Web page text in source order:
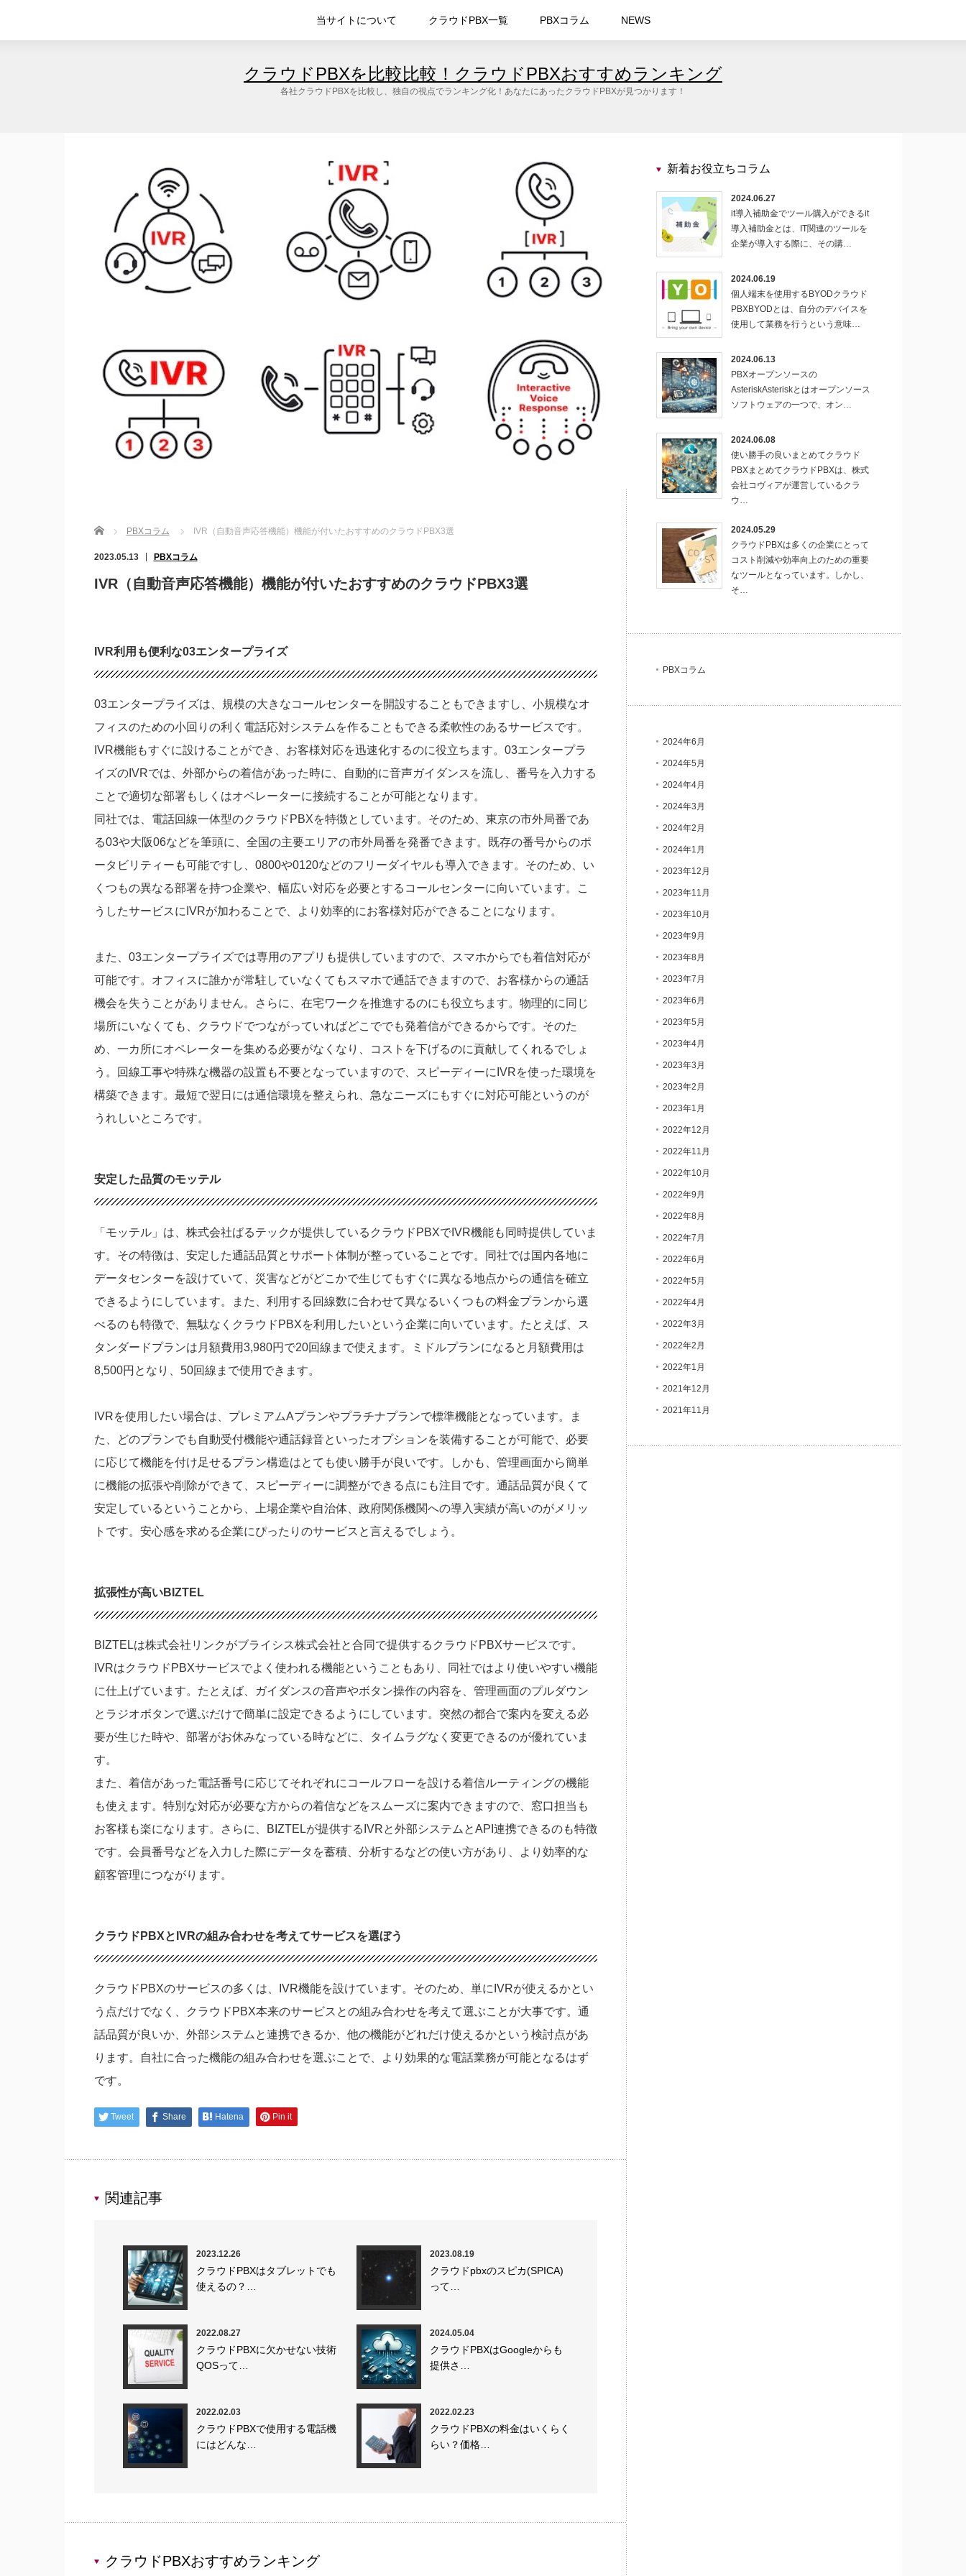
クラウドPBXを比較比較！クラウドPBXおすすめランキング
各社クラウドPBXを比較し、独自の視点でランキング化！あなたにあったクラウドPBXが見つかります！
当サイトについて クラウドPBX一覧 PBXコラム NEWS
Home PBXコラム IVR（自動音声応答機能）機能が付いたおすすめのクラウドPBX3選
2023.05.13 PBXコラム
IVR（自動音声応答機能）機能が付いたおすすめのクラウドPBX3選
IVR利用も便利な03エンタープライズ
03エンタープライズは、規模の大きなコールセンターを開設することもできますし、小規模なオ
フィスのための小回りの利く電話応対システムを作ることもできる柔軟性のあるサービスです。
IVR機能もすぐに設けることができ、お客様対応を迅速化するのに役立ちます。03エンタープラ
イズのIVRでは、外部からの着信があった時に、自動的に音声ガイダンスを流し、番号を入力する
ことで適切な部署もしくはオペレーターに接続することが可能となります。
同社では、電話回線一体型のクラウドPBXを特徴としています。そのため、東京の市外局番であ
る03や大阪06などを筆頭に、全国の主要エリアの市外局番を発番できます。既存の番号からのポ
ータビリティーも可能ですし、0800や0120などのフリーダイヤルも導入できます。そのため、い
くつもの異なる部署を持つ企業や、幅広い対応を必要とするコールセンターに向いています。こ
うしたサービスにIVRが加わることで、より効率的にお客様対応ができることになります。
また、03エンタープライズでは専用のアプリも提供していますので、スマホからでも着信対応が
可能です。オフィスに誰かが常駐していなくてもスマホで通話できますので、お客様からの通話
機会を失うことがありません。さらに、在宅ワークを推進するのにも役立ちます。物理的に同じ
場所にいなくても、クラウドでつながっていればどこででも発着信ができるからです。そのた
め、一カ所にオペレーターを集める必要がなくなり、コストを下げるのに貢献してくれるでしょ
う。回線工事や特殊な機器の設置も不要となっていますので、スピーディーにIVRを使った環境を
構築できます。最短で翌日には通信環境を整えられ、急なニーズにもすぐに対応可能というのが
うれしいところです。
安定した品質のモッテル
「モッテル」は、株式会社ばるテックが提供しているクラウドPBXでIVR機能も同時提供していま
す。その特徴は、安定した通話品質とサポート体制が整っていることです。同社では国内各地に
データセンターを設けていて、災害などがどこかで生じてもすぐに異なる地点からの通信を確立
できるようにしています。また、利用する回線数に合わせて異なるいくつもの料金プランから選
べるのも特徴で、無駄なくクラウドPBXを利用したいという企業に向いています。たとえば、ス
タンダードプランは月額費用3,980円で20回線まで使えます。ミドルプランになると月額費用は
8,500円となり、50回線まで使用できます。
IVRを使用したい場合は、プレミアムAプランやプラチナプランで標準機能となっています。ま
た、どのプランでも自動受付機能や通話録音といったオプションを装備することが可能で、必要
に応じて機能を付け足せるプラン構造はとても使い勝手が良いです。しかも、管理画面から簡単
に機能の拡張や削除ができて、スピーディーに調整ができる点にも注目です。通話品質が良くて
安定しているということから、上場企業や自治体、政府関係機関への導入実績が高いのがメリッ
トです。安心感を求める企業にぴったりのサービスと言えるでしょう。
拡張性が高いBIZTEL
BIZTELは株式会社リンクがブライシス株式会社と合同で提供するクラウドPBXサービスです。
IVRはクラウドPBXサービスでよく使われる機能ということもあり、同社ではより使いやすい機能
に仕上げています。たとえば、ガイダンスの音声やボタン操作の内容を、管理画面のプルダウン
とラジオボタンで選ぶだけで簡単に設定できるようにしています。突然の都合で案内を変える必
要が生じた時や、部署がお休みなっている時などに、タイムラグなく変更できるのが優れていま
す。
また、着信があった電話番号に応じてそれぞれにコールフローを設ける着信ルーティングの機能
も使えます。特別な対応が必要な方からの着信などをスムーズに案内できますので、窓口担当も
お客様も楽になります。さらに、BIZTELが提供するIVRと外部システムとAPI連携できるのも特徴
です。会員番号などを入力した際にデータを蓄積、分析するなどの使い方があり、より効率的な
顧客管理につながります。
クラウドPBXとIVRの組み合わせを考えてサービスを選ぼう
クラウドPBXのサービスの多くは、IVR機能を設けています。そのため、単にIVRが使えるかとい
う点だけでなく、クラウドPBX本来のサービスとの組み合わせを考えて選ぶことが大事です。通
話品質が良いか、外部システムと連携できるか、他の機能がどれだけ使えるかという検討点があ
ります。自社に合った機能の組み合わせを選ぶことで、より効果的な電話業務が可能となるはず
です。
Tweet Share Hatena Pin it
関連記事
2023.12.26
クラウドPBXはタブレットでも
使えるの？…
2023.08.19
クラウドpbxのスピカ(SPICA)
って…
2022.08.27
クラウドPBXに欠かせない技術
QOSって…
2024.05.04
クラウドPBXはGoogleからも
提供さ…
2022.02.03
クラウドPBXで使用する電話機
にはどんな…
2022.02.23
クラウドPBXの料金はいくらく
らい？価格…
クラウドPBXおすすめランキング
新着お役立ちコラム
2024.06.27
it導入補助金でツール購入ができるit
導入補助金とは、IT関連のツールを
企業が導入する際に、その購…
2024.06.19
個人端末を使用するBYODクラウド
PBXBYODとは、自分のデバイスを
使用して業務を行うという意味…
2024.06.13
PBXオープンソースの
AsteriskAsteriskとはオープンソース
ソフトウェアの一つで、オン…
2024.06.08
使い勝手の良いまとめてクラウド
PBXまとめてクラウドPBXは、株式
会社コヴィアが運営しているクラ
ウ…
2024.05.29
クラウドPBXは多くの企業にとって
コスト削減や効率向上のための重要
なツールとなっています。しかし、
そ…
PBXコラム
2024年6月
2024年5月
2024年4月
2024年3月
2024年2月
2024年1月
2023年12月
2023年11月
2023年10月
2023年9月
2023年8月
2023年7月
2023年6月
2023年5月
2023年4月
2023年3月
2023年2月
2023年1月
2022年12月
2022年11月
2022年10月
2022年9月
2022年8月
2022年7月
2022年6月
2022年5月
2022年4月
2022年3月
2022年2月
2022年1月
2021年12月
2021年11月